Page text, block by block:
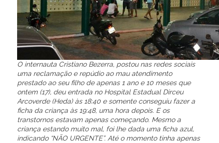
O internauta Cristiano Bezerra, postou nas redes sociais
uma reclamação e repúdio ao mau atendimento
prestado ao seu filho de apenas 1 ano e 10 meses que
ontem (17), deu entrada no Hospital Estadual Dirceu
Arcoverde (Heda) às 18:40 e somente conseguiu fazer a
ficha da criança às 19:48, uma hora depois. E os
transtornos estavam apenas começando. Mesmo a
criança estando muito mal, foi lhe dada uma ficha azul,
indicando “NÃO URGENTE”. Até o momento tinha apenas